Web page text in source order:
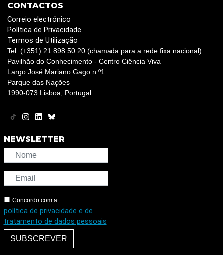
CONTACTOS
Correio electrónico
Política de Privacidade
Termos de Utilização
Tel: (+351) 21 898 50 20 (chamada para a rede fixa nacional)
Pavilhão do Conhecimento - Centro Ciência Viva
Largo José Mariano Gago n.º1
Parque das Nações
1990-073 Lisboa, Portugal
NEWSLETTER
Concordo com a
política de privacidade e de
tratamento de dados pessoais
SUBSCREVER